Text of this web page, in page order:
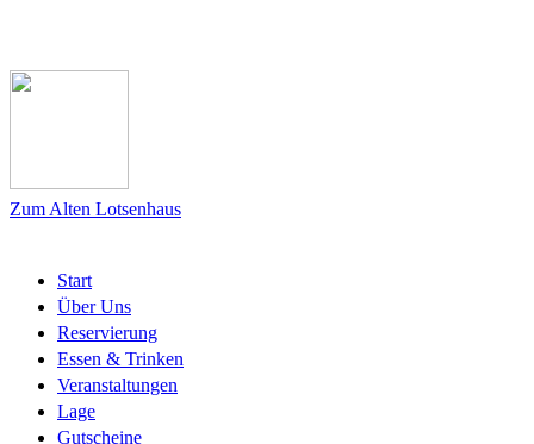
Zum Alten Lotsenhaus
Start
Über Uns
Reservierung
Essen & Trinken
Veranstaltungen
Lage
Gutscheine